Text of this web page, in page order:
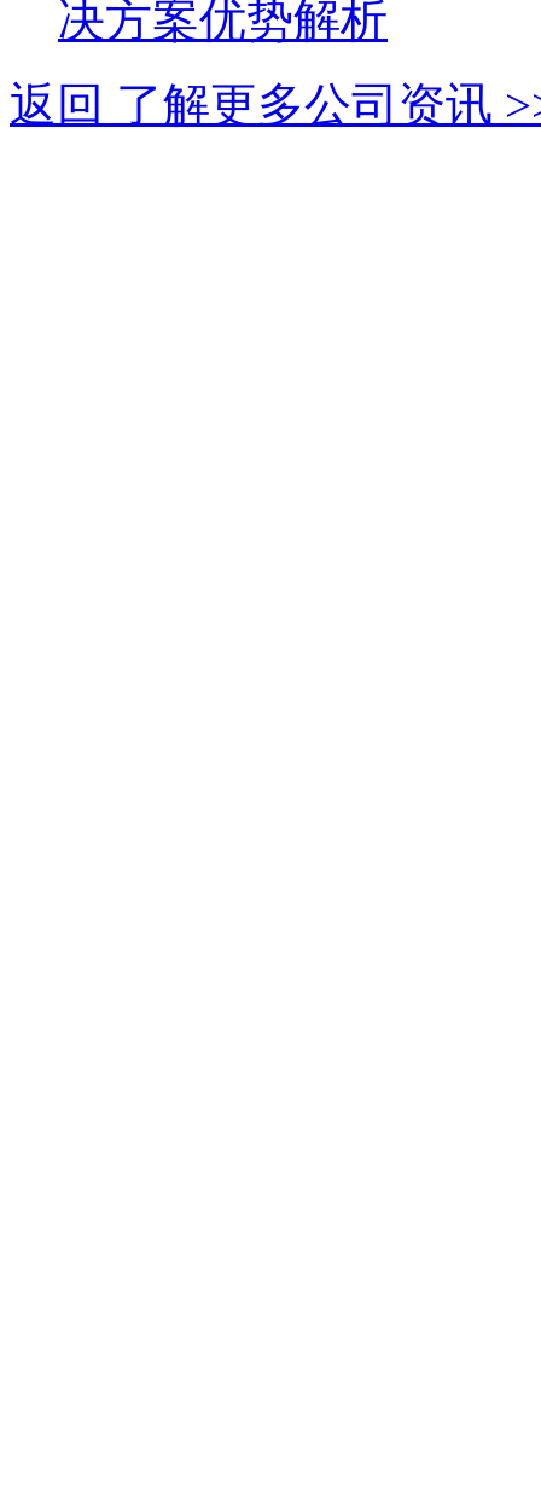
决方案优势解析
返回 了解更多公司资讯